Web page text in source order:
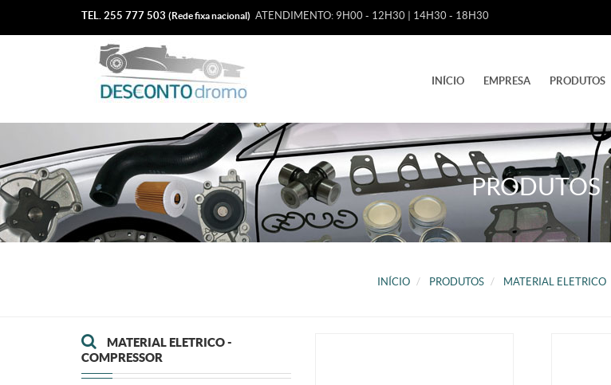
TEL. 255 777 503 (Rede fixa nacional) ATENDIMENTO: 9H00 - 12H30 | 14H30 - 18H30
INÍCIO EMPRESA PRODUTOS
PRODUTOS
INÍCIO PRODUTOS MATERIAL ELETRICO
MATERIAL ELETRICO -
COMPRESSOR